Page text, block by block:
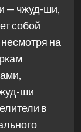
— чжуд-ши,
собой
на
ши
в